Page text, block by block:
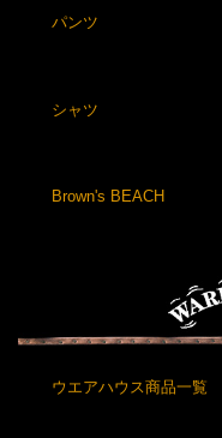
パンツ
シャツ
Brown's BEACH
ウエアハウス商品一覧